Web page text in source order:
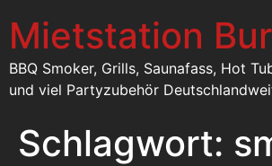
Mietstation
BBQ Smoker, Grills, Saunafass, Hot
und viel Partyzubehör
Schlagwort: